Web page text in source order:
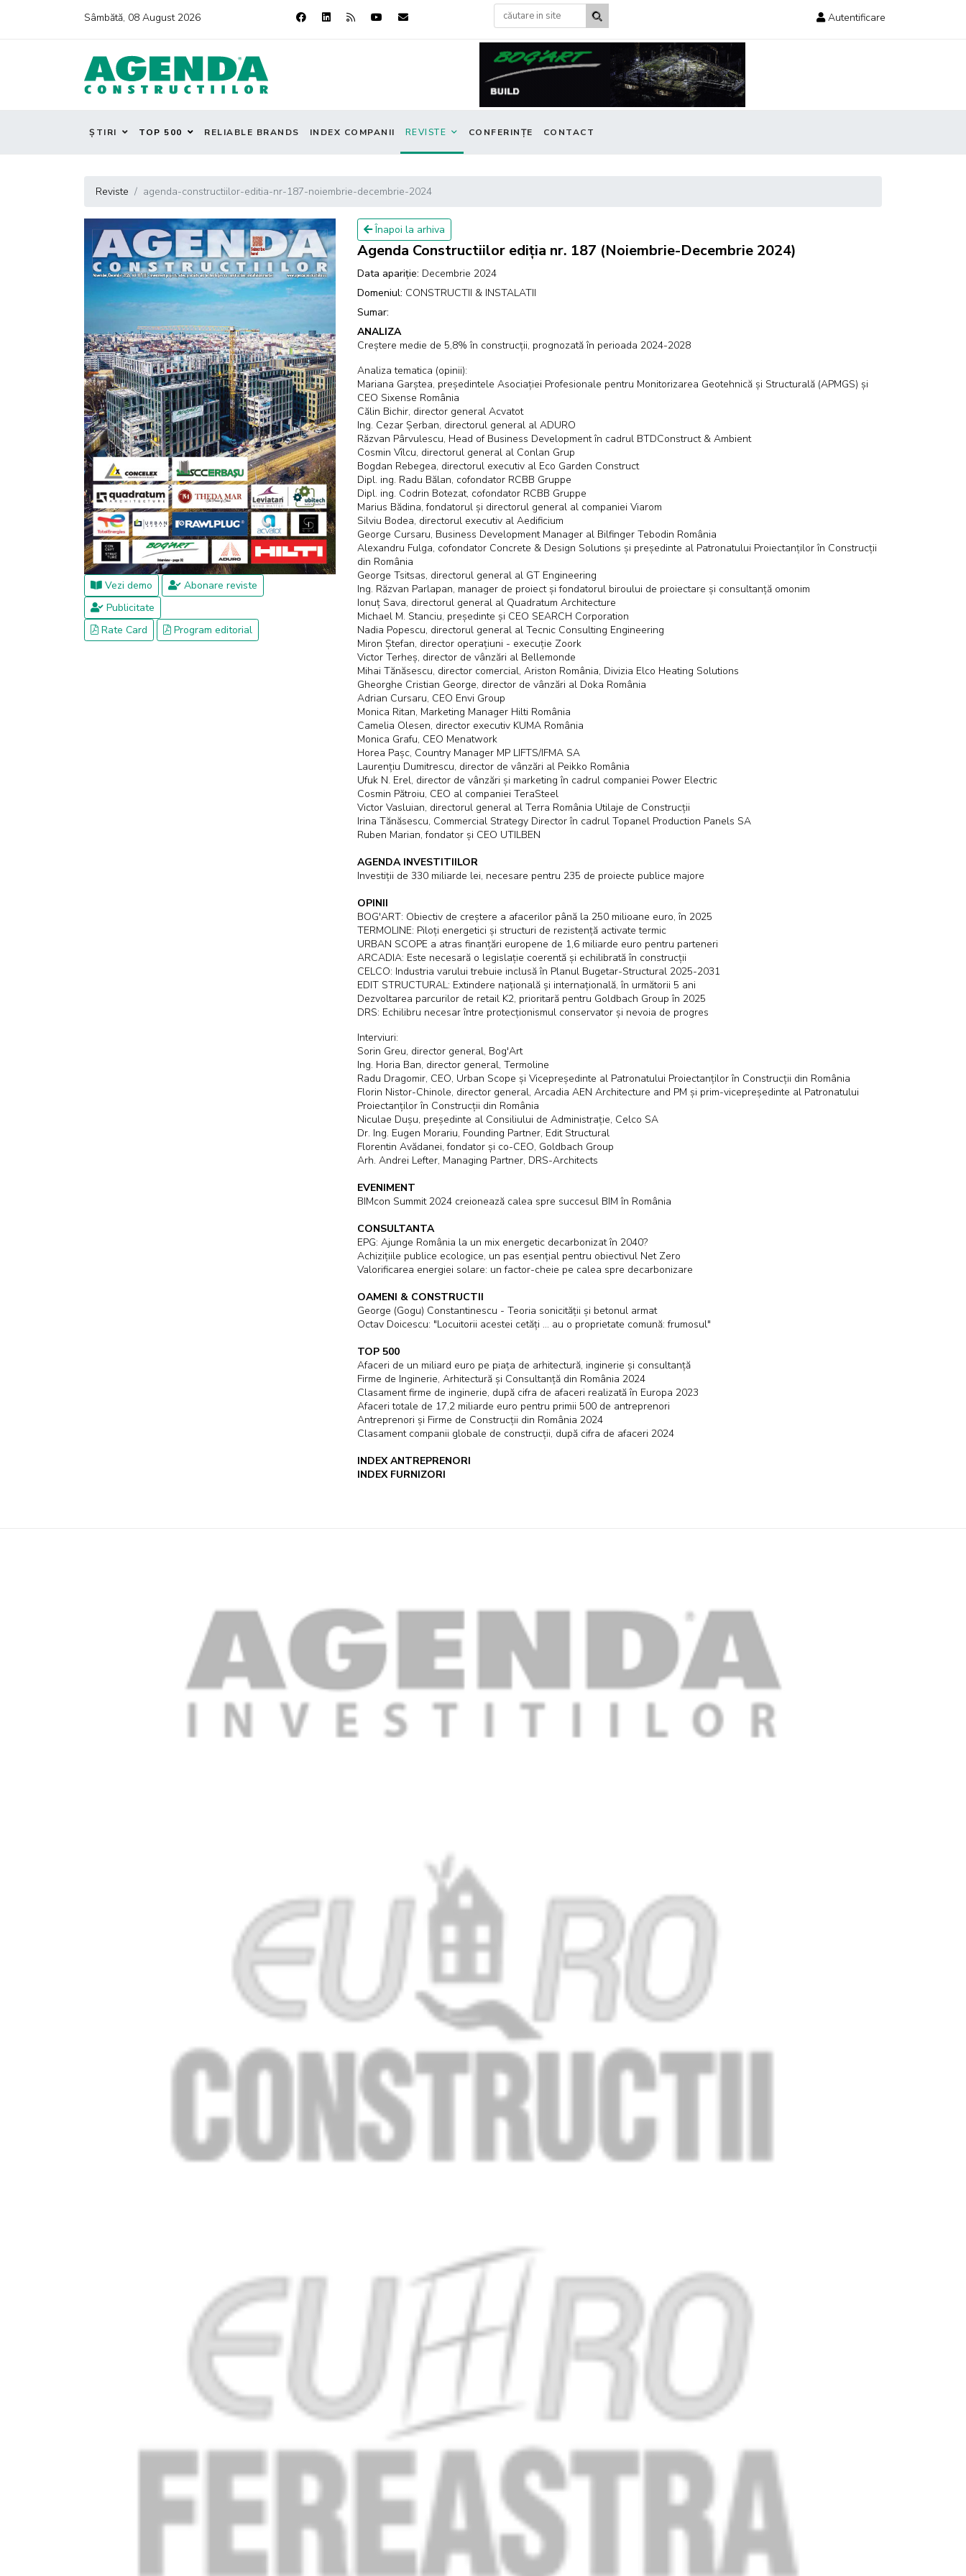
Sâmbătă, 08 August 2026 Autentificare
ȘTIRI TOP 500 RELIABLE BRANDS INDEX COMPANII REVISTE CONFERINȚE CONTACT
Reviste agenda-constructiilor-editia-nr-187-noiembrie-decembrie-2024
Vezi demo
Abonare reviste
Publicitate
Rate Card
Program editorial
Înapoi la arhiva
Agenda Constructiilor ediția nr. 187 (Noiembrie-Decembrie 2024)
Data apariție: Decembrie 2024
Domeniul: CONSTRUCTII & INSTALATII
Sumar:
ANALIZA
Creștere medie de 5,8% în construcții, prognozată în perioada 2024-2028
Analiza tematica (opinii):
Mariana Garștea, președintele Asociației Profesionale pentru Monitorizarea Geotehnică și Structurală (APMGS) și
CEO Sixense România
Călin Bichir, director general Acvatot
Ing. Cezar Șerban, directorul general al ADURO
Răzvan Pârvulescu, Head of Business Development în cadrul BTDConstruct & Ambient
Cosmin Vîlcu, directorul general al Conlan Grup
Bogdan Rebegea, directorul executiv al Eco Garden Construct
Dipl. ing. Radu Bălan, cofondator RCBB Gruppe
Dipl. ing. Codrin Botezat, cofondator RCBB Gruppe
Marius Bădina, fondatorul și directorul general al companiei Viarom
Silviu Bodea, directorul executiv al Aedificium
George Cursaru, Business Development Manager al Bilfinger Tebodin România
Alexandru Fulga, cofondator Concrete & Design Solutions și președinte al Patronatului Proiectanților în Construcții
din România
George Tsitsas, directorul general al GT Engineering
Ing. Răzvan Parlapan, manager de proiect și fondatorul biroului de proiectare și consultanță omonim
Ionuț Sava, directorul general al Quadratum Architecture
Michael M. Stanciu, președinte și CEO SEARCH Corporation
Nadia Popescu, directorul general al Tecnic Consulting Engineering
Miron Ștefan, director operațiuni - execuție Zoork
Victor Terheș, director de vânzări al Bellemonde
Mihai Tănăsescu, director comercial, Ariston România, Divizia Elco Heating Solutions
Gheorghe Cristian George, director de vânzări al Doka România
Adrian Cursaru, CEO Envi Group
Monica Ritan, Marketing Manager Hilti România
Camelia Olesen, director executiv KUMA România
Monica Grafu, CEO Menatwork
Horea Pașc, Country Manager MP LIFTS/IFMA SA
Laurențiu Dumitrescu, director de vânzări al Peikko România
Ufuk N. Erel, director de vânzări și marketing în cadrul companiei Power Electric
Cosmin Pătroiu, CEO al companiei TeraSteel
Victor Vasluian, directorul general al Terra România Utilaje de Construcții
Irina Tănăsescu, Commercial Strategy Director în cadrul Topanel Production Panels SA
Ruben Marian, fondator și CEO UTILBEN
AGENDA INVESTITIILOR
Investiții de 330 miliarde lei, necesare pentru 235 de proiecte publice majore
OPINII
BOG'ART: Obiectiv de creștere a afacerilor până la 250 milioane euro, în 2025
TERMOLINE: Piloți energetici și structuri de rezistență activate termic
URBAN SCOPE a atras finanțări europene de 1,6 miliarde euro pentru parteneri
ARCADIA: Este necesară o legislație coerentă și echilibrată în construcții
CELCO: Industria varului trebuie inclusă în Planul Bugetar-Structural 2025-2031
EDIT STRUCTURAL: Extindere națională și internațională, în următorii 5 ani
Dezvoltarea parcurilor de retail K2, prioritară pentru Goldbach Group în 2025
DRS: Echilibru necesar între protecționismul conservator și nevoia de progres
Interviuri:
Sorin Greu, director general, Bog'Art
Ing. Horia Ban, director general, Termoline
Radu Dragomir, CEO, Urban Scope și Vicepreședinte al Patronatului Proiectanților în Construcții din România
Florin Nistor-Chinole, director general, Arcadia AEN Architecture and PM și prim-vicepreședinte al Patronatului
Proiectanților în Construcții din România
Niculae Dușu, președinte al Consiliului de Administrație, Celco SA
Dr. Ing. Eugen Morariu, Founding Partner, Edit Structural
Florentin Avădanei, fondator și co-CEO, Goldbach Group
Arh. Andrei Lefter, Managing Partner, DRS-Architects
EVENIMENT
BIMcon Summit 2024 creionează calea spre succesul BIM în România
CONSULTANTA
EPG: Ajunge România la un mix energetic decarbonizat în 2040?
Achizițiile publice ecologice, un pas esențial pentru obiectivul Net Zero
Valorificarea energiei solare: un factor-cheie pe calea spre decarbonizare
OAMENI & CONSTRUCTII
George (Gogu) Constantinescu - Teoria sonicității și betonul armat
Octav Doicescu: "Locuitorii acestei cetăți ... au o proprietate comună: frumosul"
TOP 500
Afaceri de un miliard euro pe piața de arhitectură, inginerie și consultanță
Firme de Inginerie, Arhitectură și Consultanță din România 2024
Clasament firme de inginerie, după cifra de afaceri realizată în Europa 2023
Afaceri totale de 17,2 miliarde euro pentru primii 500 de antreprenori
Antreprenori și Firme de Construcții din România 2024
Clasament companii globale de construcții, după cifra de afaceri 2024
INDEX ANTREPRENORI
INDEX FURNIZORI